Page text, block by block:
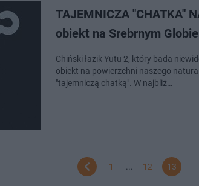
TAJEMNICZA "CHATKA"
obiekt na Srebrnym Globie
Chiński łazik Yutu 2, który bada
obiekt na powierzchni naszego
"tajemniczą chatką". W najbliż…
1 12 13